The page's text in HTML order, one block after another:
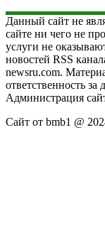
Данный сайт не
сайте ни чего не
услуги не
новостей RSS
newsru.com.
ответственность
Администрация
Сайт от bmb1 @